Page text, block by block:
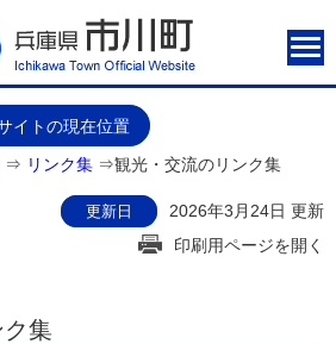
イトの現在位置
⇒ リンク集 ⇒観光・交流のリンク集
更新日
2026年3月24日 更新
印刷用ページを開く
集